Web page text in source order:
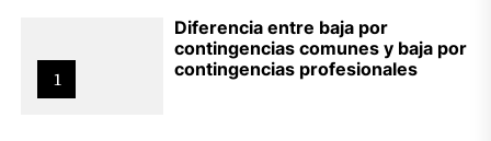
1
Diferencia entre baja por
contingencias comunes y baja por
contingencias profesionales